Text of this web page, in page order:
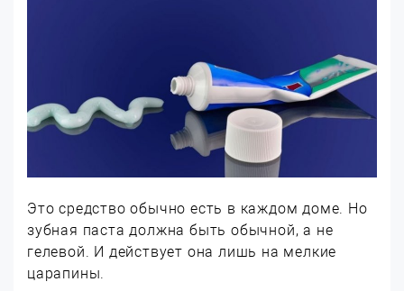
Это средство обычно есть в каждом доме. Но
зубная паста должна быть обычной, а не
гелевой. И действует она лишь на мелкие
царапины.